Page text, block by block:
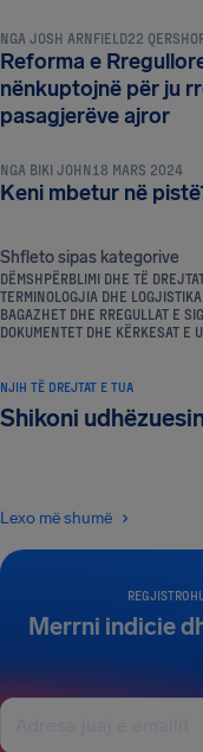
NGA JOSH ARNFIELD22
Reforma e
nënkuptojnë për ju
pasagjerëve ajror
DËMSHPËRBLIMI DHE TË DREJTAT
NGA BIKI JOHN18 MARS 2024
Keni mbetur në
Shfleto sipas kategorive
DËMSHPËRBLIMI DHE TË
TERMINOLOGJIA DHE
BAGAZHET DHE RREGULLAT E
DOKUMENTET DHE KËRKESAT E
Merrni indicie
NJIH TË DREJTAT E TUA
Shikoni
Lexo më shumë